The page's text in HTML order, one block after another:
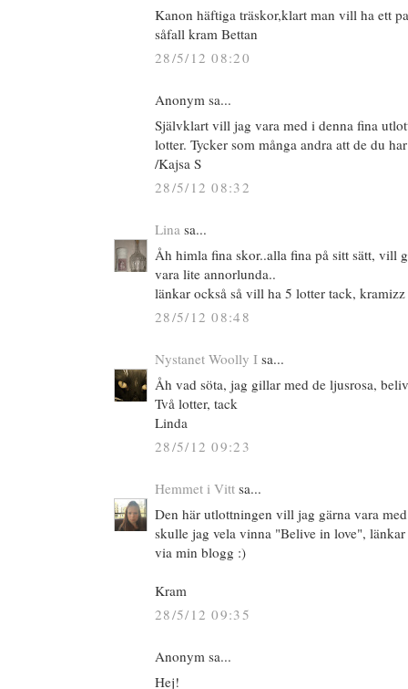
Kanon häftiga träskor,klart man vill ha ett
såfall kram Bettan
28/5/12 08:20
Anonym sa...
Självklart vill jag vara med i denna fina
lotter. Tycker som många andra att de du
/Kajsa S
28/5/12 08:32
Lina sa...
Åh himla fina skor..alla fina på sitt sätt, vill
vara lite annorlunda..
länkar också så vill ha 5 lotter tack, kramizz
28/5/12 08:48
Nystanet Woolly I sa...
Åh vad söta, jag gillar med de ljusrosa,
Två lotter, tack
Linda
28/5/12 09:23
Hemmet i Vitt sa...
Den här utlottningen vill jag gärna vara
skulle jag vela vinna "Belive in love",
via min blogg :)
Kram
28/5/12 09:35
Anonym sa...
Hej!